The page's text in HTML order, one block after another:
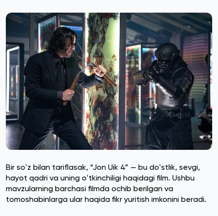
Bir soʻz bilan tariflasak, “Jon Uik 4” — bu doʻstlik, sevgi,
hayot qadri va uning oʻtkinchiligi haqidagi film. Ushbu
mavzularning barchasi filmda ochib berilgan va
tomoshabinlarga ular haqida fikr yuritish imkonini beradi.